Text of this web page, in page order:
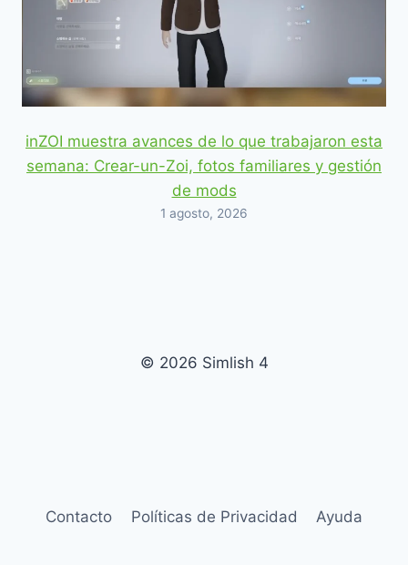
inZOI muestra avances de lo que trabajaron esta
semana: Crear-un-Zoi, fotos familiares y gestión
de mods
1 agosto, 2026
© 2026 Simlish 4
Contacto Políticas de Privacidad Ayuda